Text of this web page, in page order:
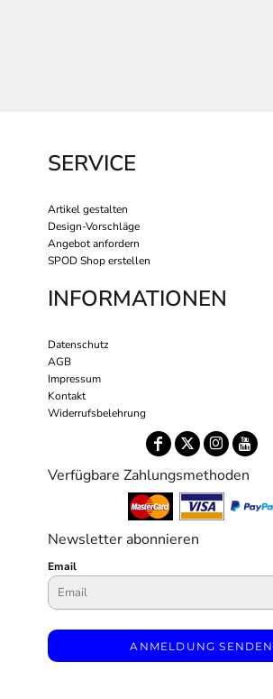
SERVICE
Artikel gestalten
Design-Vorschläge
Angebot anfordern
SPOD Shop erstellen
INFORMATIONEN
Datenschutz
AGB
Impressum
Kontakt
Widerrufsbelehrung
Verfügbare Zahlungsmethoden
Newsletter abonnieren
Email
ANMELDUNG SENDEN